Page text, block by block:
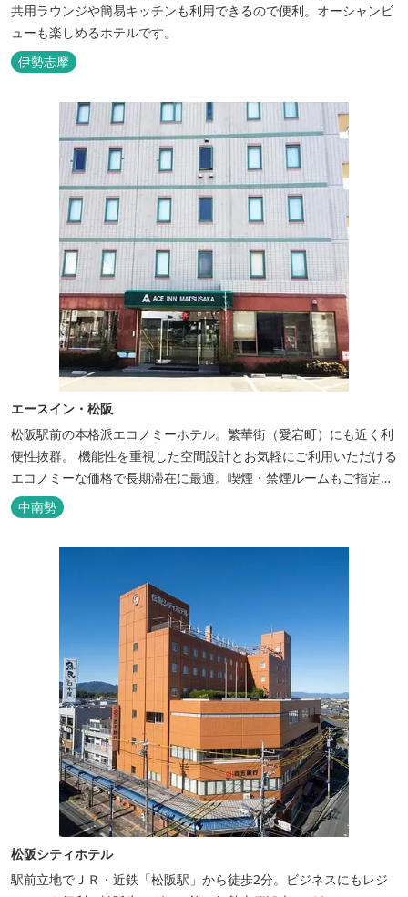
共用ラウンジや簡易キッチンも利用できるので便利。オーシャンビ
ューも楽しめるホテルです。
伊勢志摩
エースイン・松阪
松阪駅前の本格派エコノミーホテル。繁華街（愛宕町）にも近く利
便性抜群。 機能性を重視した空間設計とお気軽にご利用いただける
エコノミーな価格で長期滞在に最適。喫煙・禁煙ルームもご指定い
ただけます。 無料サービス ・３０種類以上の和洋朝食ビュッフェ
（6:30～9:30） ・アルコールも無料のウェルカムドリンクサービス
中南勢
松阪シティホテル
駅前立地でＪＲ・近鉄「松阪駅」から徒歩2分。ビジネスにもレジ